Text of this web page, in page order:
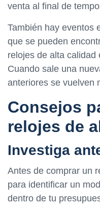
venta al final de
También hay eventos
que se pueden
relojes de alta
Cuando sale una
anteriores se vuelven
Consejos
relojes de
Investiga
Antes de comprar un
para identificar un
dentro de tu